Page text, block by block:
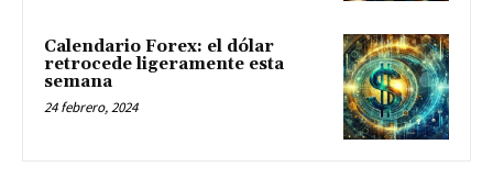
Calendario Forex: el dólar
retrocede ligeramente esta
semana
24 febrero, 2024